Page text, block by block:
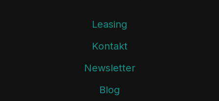
Leasing
Kontakt
Newsletter
Blog